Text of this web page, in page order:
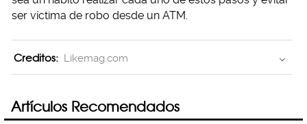
ser víctima de robo desde un ATM.
Creditos: Likemag.com
Artículos Recomendados